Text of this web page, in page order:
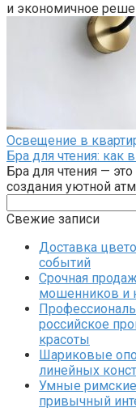
и экономичное
Освещение в
Бра для чтения: как
Бра для чтения —
создания уютной
Свежие записи
Доставка
событий
Срочная
мошенников и
российское
красоты
Шариковые
линейных
Умные
привычный